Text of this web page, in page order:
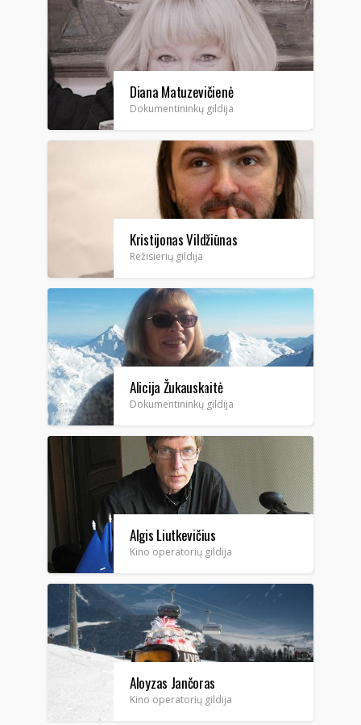
Diana Matuzevičienė
Dokumentininkų gildija
Kristijonas Vildžiūnas
Režisierių gildija
Alicija Žukauskaitė
Dokumentininkų gildija
Algis Liutkevičius
Kino operatorių gildija
Aloyzas Jančoras
Kino operatorių gildija